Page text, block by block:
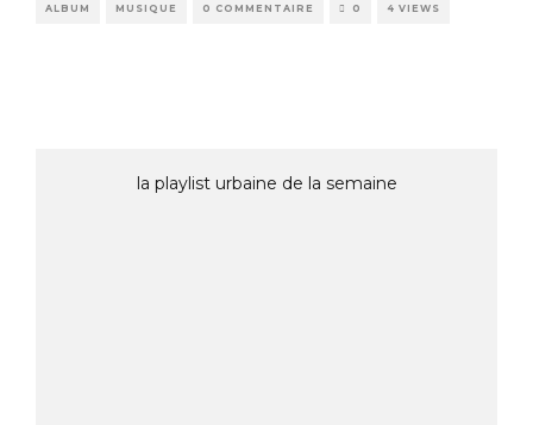
ALBUM MUSIQUE 0 COMMENTAIRE 0 4 VIEWS
la playlist urbaine de la semaine